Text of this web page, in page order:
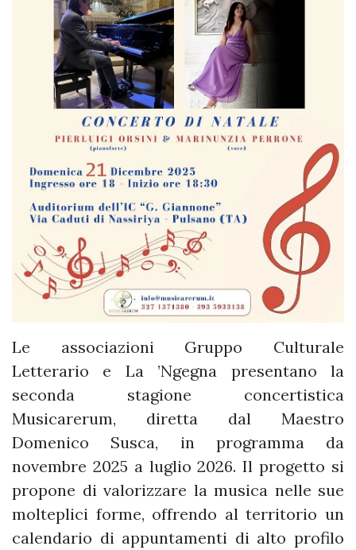
Le associazioni Gruppo Culturale
Letterario e La ’Ngegna presentano la
seconda stagione concertistica
Musicarerum, diretta dal Maestro
Domenico Susca, in programma da
novembre 2025 a luglio 2026. Il progetto si
propone di valorizzare la musica nelle sue
molteplici forme, offrendo al territorio un
calendario di appuntamenti di alto profilo